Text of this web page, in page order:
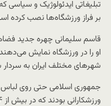
تبلیغاتی ایدئولوژیک و
بر فراز ورزشگاه‌ها نصب کرده
قاسم سلیمانی چهره جدید
او را در ورزشگاه نمایش
شهرهای مختلف ایران به سردار
جمهوری اسلامی حتی روی